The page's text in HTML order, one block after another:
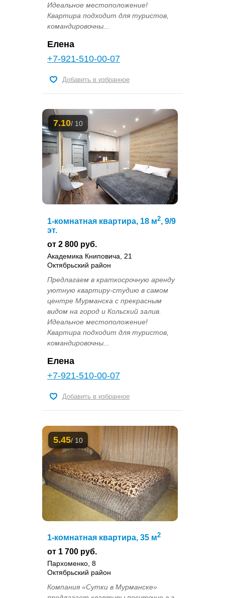
Идеальное местоположение!
Квартира подходит для туристов,
командировочны...
Елена
+7-921-510-00-07
Добавить в избранное
7.10/ 10
1-комнатная квартира, 18 м2, 9/9
эт.
от 2 800 руб.
Академика Книповича, 21
Октябрьский район
Предлагаем в краткосрочную аренду
уютную квартиру-студию в самом
центре Мурманска с прекрасным
видом на город и Кольский залив.
Идеальное местоположение!
Квартира подходит для туристов,
командировочны...
Елена
+7-921-510-00-07
Добавить в избранное
5.45/ 10
1-комнатная квартира, 35 м2
от 1 700 руб.
Пархоменко, 8
Октябрьский район
Компания «Сутки в Мурманске»